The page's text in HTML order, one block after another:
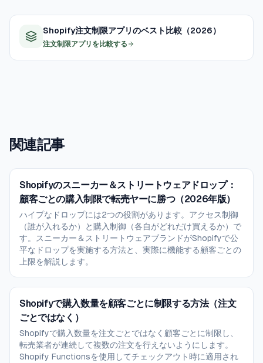
しでも 95 %+ のケースを捕捉します。
Shopify注文制限アプリのベスト比較（2026）
注文制限アプリを比較する
関連記事
Shopifyのスニーカー＆ストリートウェアドロップ：
顧客ごとの購入制限で転売ヤーに勝つ（2026年版）
ハイプなドロップには2つの役割があります。アクセス制御
（誰が入れるか）と購入制御（各自がどれだけ買えるか）で
す。スニーカー＆ストリートウェアブランドがShopifyで公
平なドロップを実施する方法と、実際に機能する顧客ごとの
上限を解説します。
Shopifyで購入数量を顧客ごとに制限する方法（注文
ごとではなく）
Shopifyで購入数量を注文ごとではなく顧客ごとに制限し、
転売業者が連続して複数の注文を行えないようにします。
Shopify Functionsを使用してチェックアウト時に適用され